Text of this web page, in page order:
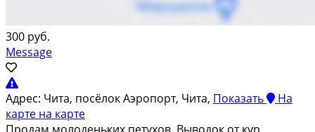
300 руб.
Message
Адрес: Чита, посёлок Аэропорт, Чита, Показать
На
карте на карте